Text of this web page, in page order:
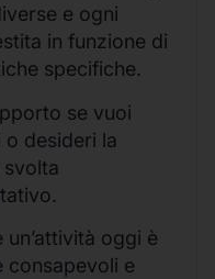
e ogni
in funzione di
specifiche.
se vuoi
desideri la
svolta
oggi è
consapevoli e